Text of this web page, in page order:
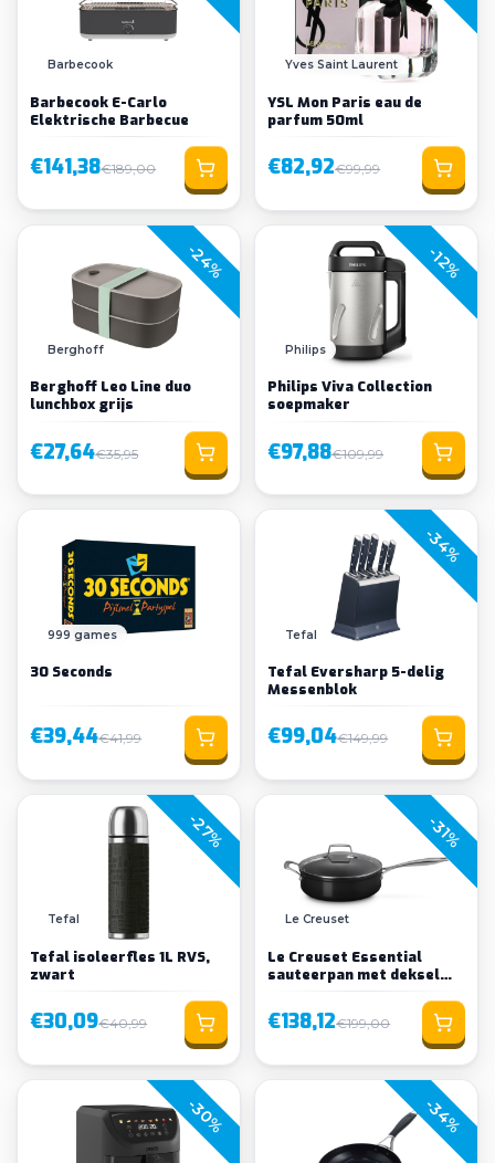
Barbecook
Barbecook E-Carlo
Elektrische Barbecue
€141,38€189,00
Yves Saint Laurent
YSL Mon Paris eau de
parfum 50ml
€82,92€99,99
-24%
Berghoff
Berghoff Leo Line duo
lunchbox grijs
€27,64€35,95
-12%
Philips
Philips Viva Collection
soepmaker
€97,88€109,99
999 games
30 Seconds
€39,44€41,99
-34%
Tefal
Tefal Eversharp 5-delig
Messenblok
€99,04€149,99
-27%
Tefal
Tefal isoleerfles 1L RVS,
zwart
€30,09€40,99
-31%
Le Creuset
Le Creuset Essential
sauteerpan met deksel
keramisch 26cm
€138,12€199,00
-30% -34%